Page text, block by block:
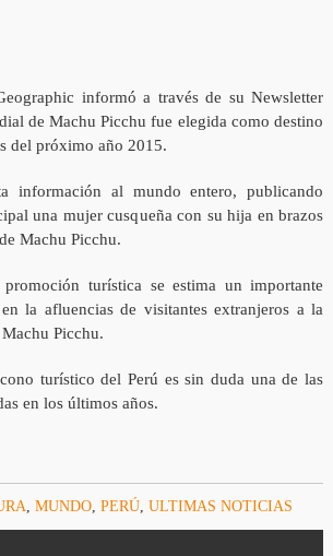
informó a través de su Newsletter
de Machu Picchu fue elegida como destino
del próximo año 2015.
información al mundo entero, publicando
una mujer cusqueña con su hija en brazos
Machu Picchu.
turística se estima un importante
la afluencias de visitantes extranjeros a la
Picchu.
turístico del Perú es sin duda una de las
en los últimos años.
, MUNDO, PERÚ, ULTIMAS NOTICIAS